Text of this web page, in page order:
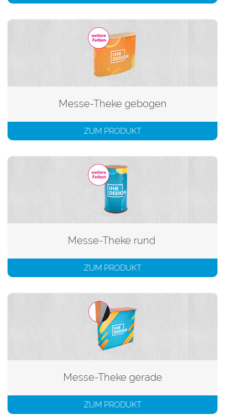
Messe-Theke gebogen
ZUM PRODUKT
Messe-Theke rund
ZUM PRODUKT
Messe-Theke gerade
ZUM PRODUKT